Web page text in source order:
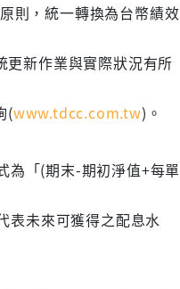
則，統一轉換為台幣績效
新作業與實際狀況有所
(www.tdcc.com.tw)。
為「(期末-期初淨值+每單
表未來可獲得之配息水